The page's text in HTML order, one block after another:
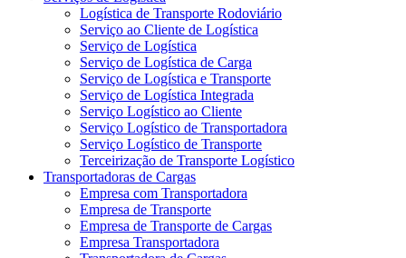
Logística de Transporte Rodoviário
Serviço ao Cliente de Logística
Serviço de Logística
Serviço de Logística de Carga
Serviço de Logística e Transporte
Serviço de Logística Integrada
Serviço Logístico ao Cliente
Serviço Logístico de Transportadora
Serviço Logístico de Transporte
Terceirização de Transporte Logístico
Transportadoras de Cargas
Empresa com Transportadora
Empresa de Transporte
Empresa de Transporte de Cargas
Empresa Transportadora